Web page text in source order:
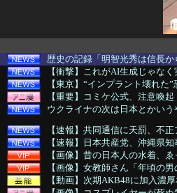
歴史の記録「明智光秀は信長か
【衝撃】これがAI生成じゃな
【東京】“インプラント壊れた
【重要】コミケ公式、注意喚
ウクライナの次は日本とかい
【速報】共同通信に天罰、不
【速報】日本共産党、沖縄県
【画像】昔の日本人の水着、
【画像】女教師さん「年頃の
【動画】次期AKB48に加入濃